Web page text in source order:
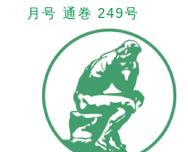
月号 通巻 249号